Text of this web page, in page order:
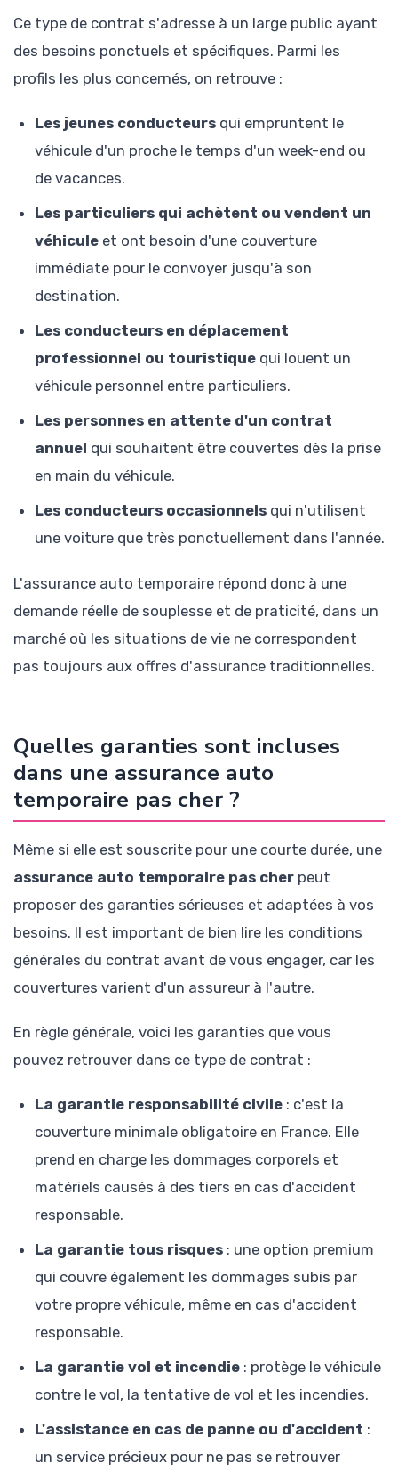
Ce type de contrat s'adresse à un large public ayant
des besoins ponctuels et spécifiques. Parmi les
profils les plus concernés, on retrouve :
Les jeunes conducteurs qui empruntent le
véhicule d'un proche le temps d'un week-end ou
de vacances.
Les particuliers qui achètent ou vendent un
véhicule et ont besoin d'une couverture
immédiate pour le convoyer jusqu'à son
destination.
Les conducteurs en déplacement
professionnel ou touristique qui louent un
véhicule personnel entre particuliers.
Les personnes en attente d'un contrat
annuel qui souhaitent être couvertes dès la prise
en main du véhicule.
Les conducteurs occasionnels qui n'utilisent
une voiture que très ponctuellement dans l'année.
L'assurance auto temporaire répond donc à une
demande réelle de souplesse et de praticité, dans un
marché où les situations de vie ne correspondent
pas toujours aux offres d'assurance traditionnelles.
Quelles garanties sont incluses
dans une assurance auto
temporaire pas cher ?
Même si elle est souscrite pour une courte durée, une
assurance auto temporaire pas cher peut
proposer des garanties sérieuses et adaptées à vos
besoins. Il est important de bien lire les conditions
générales du contrat avant de vous engager, car les
couvertures varient d'un assureur à l'autre.
En règle générale, voici les garanties que vous
pouvez retrouver dans ce type de contrat :
La garantie responsabilité civile : c'est la
couverture minimale obligatoire en France. Elle
prend en charge les dommages corporels et
matériels causés à des tiers en cas d'accident
responsable.
La garantie tous risques : une option premium
qui couvre également les dommages subis par
votre propre véhicule, même en cas d'accident
responsable.
La garantie vol et incendie : protège le véhicule
contre le vol, la tentative de vol et les incendies.
L'assistance en cas de panne ou d'accident :
un service précieux pour ne pas se retrouver